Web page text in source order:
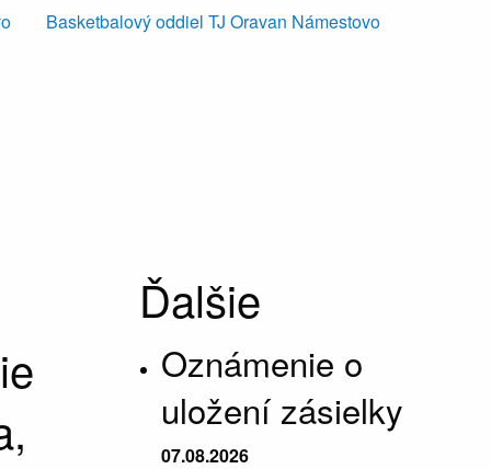
Basketbalový oddiel TJ Oravan Námestovo
Ďalšie
Oznámenie o
uložení zásielky
07.08.2026